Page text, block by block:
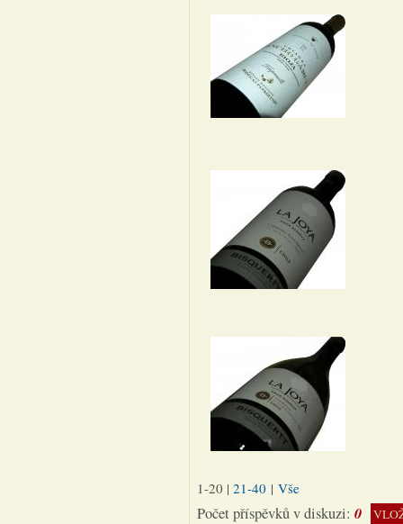
1-20 | 21-40 | Vše
Počet příspěvků v diskuzi: 0